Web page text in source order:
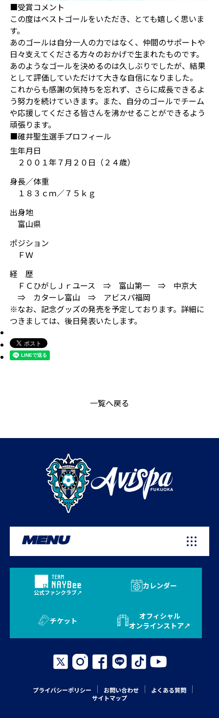
■受賞コメント
この度はベストゴールをいただき、とても嬉しく思いま
す。
あのゴールは自分一人の力ではなく、仲間のサポートや
日々支えてくださる方々のおかげで生まれたものです。
あのようなゴールを決めるのは久しぶりでしたが、結果
として評価していただけて大きな自信になりました。
これからも感謝の気持ちを忘れず、さらに成長できるよ
う努力を続けていきます。また、自分のゴールでチーム
や応援してくださる皆さんを沸かせることができるよう
頑張ります。
■碓井聖生選手プロフィール
生年月日
２００１年７月２０日（２４歳）
身長／体重
１８３ｃｍ／７５ｋｇ
出身地
富山県
ポジション
ＦＷ
経 歴
ＦＣひがしＪｒユース ⇒ 富山第一 ⇒ 中京大
⇒ カターレ富山 ⇒ アビスパ福岡
※なお、記念グッズの発売を予定しております。詳細に
つきましては、後日発表いたします。
一覧へ戻る
MENU
公式ファンクラブ
カレンダー
チケット
オフィシャル
オンラインストア
プライバシーポリシー お問い合わせ
よくある質問
サイトマップ